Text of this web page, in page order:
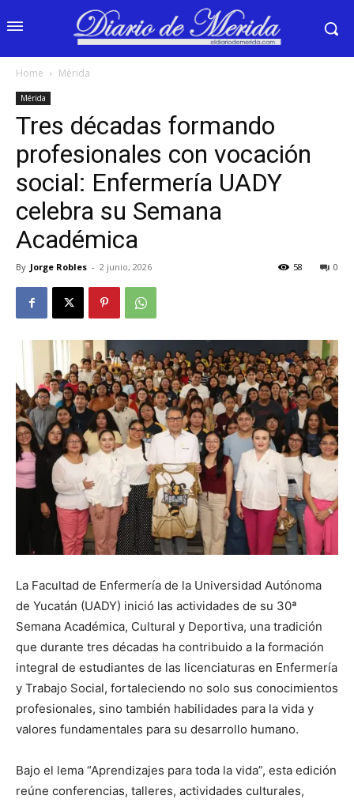
Home Mérida
Mérida
Tres décadas formando
profesionales con vocación
social: Enfermería UADY
celebra su Semana
Académica
By Jorge Robles - 2 junio, 2026 0
58
La Facultad de Enfermería de la Universidad Autónoma
de Yucatán (UADY) inició las actividades de su 30ª
Semana Académica, Cultural y Deportiva, una tradición
que durante tres décadas ha contribuido a la formación
integral de estudiantes de las licenciaturas en Enfermería
y Trabajo Social, fortaleciendo no solo sus conocimientos
profesionales, sino también habilidades para la vida y
valores fundamentales para su desarrollo humano.
Bajo el lema “Aprendizajes para toda la vida”, esta edición
reúne conferencias, talleres, actividades culturales,